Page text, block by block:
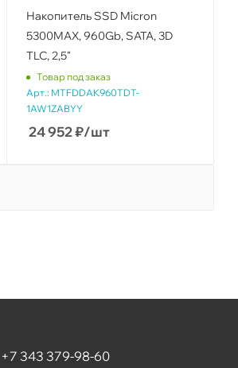
Накопитель SSD Micron
5300MAX, 960Gb, SATA, 3D
TLC, 2,5"
Товар под заказ
Арт.: MTFDDAK960TDT-
1AW1ZABYY
24 952₽/шт
+7 343 379-98-60